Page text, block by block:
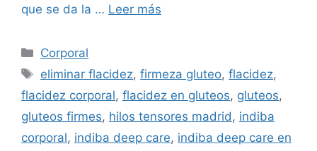
que se da la … Leer más
Corporal
eliminar flacidez,firmeza gluteo,flacidez,
flacidez corporal, flacidez en gluteos, gluteos,
gluteos firmes, hilos tensores madrid, indiba
corporal, indiba deep care, indiba deep care en